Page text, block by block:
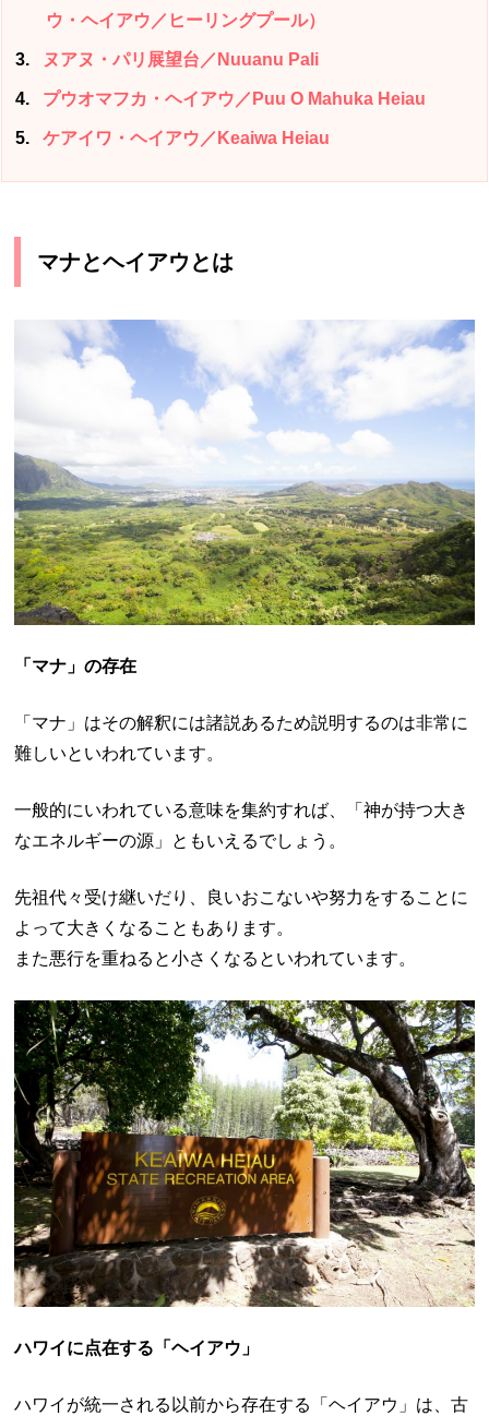
ウ・ヘイアウ／ヒーリングプール）
3 ヌアヌ・パリ展望台／Nuuanu Pali
4 プウオマフカ・ヘイアウ／Puu O Mahuka Heiau
5 ケアイワ・ヘイアウ／Keaiwa Heiau
マナとヘイアウとは
「マナ」の存在
「マナ」はその解釈には諸説あるため説明するのは非常に
難しいといわれています。
一般的にいわれている意味を集約すれば、「神が持つ大き
なエネルギーの源」ともいえるでしょう。
先祖代々受け継いだり、良いおこないや努力をすることに
よって大きくなることもあります。
また悪行を重ねると小さくなるといわれています。
ハワイに点在する「ヘイアウ」
ハワイが統一される以前から存在する「ヘイアウ」は、古